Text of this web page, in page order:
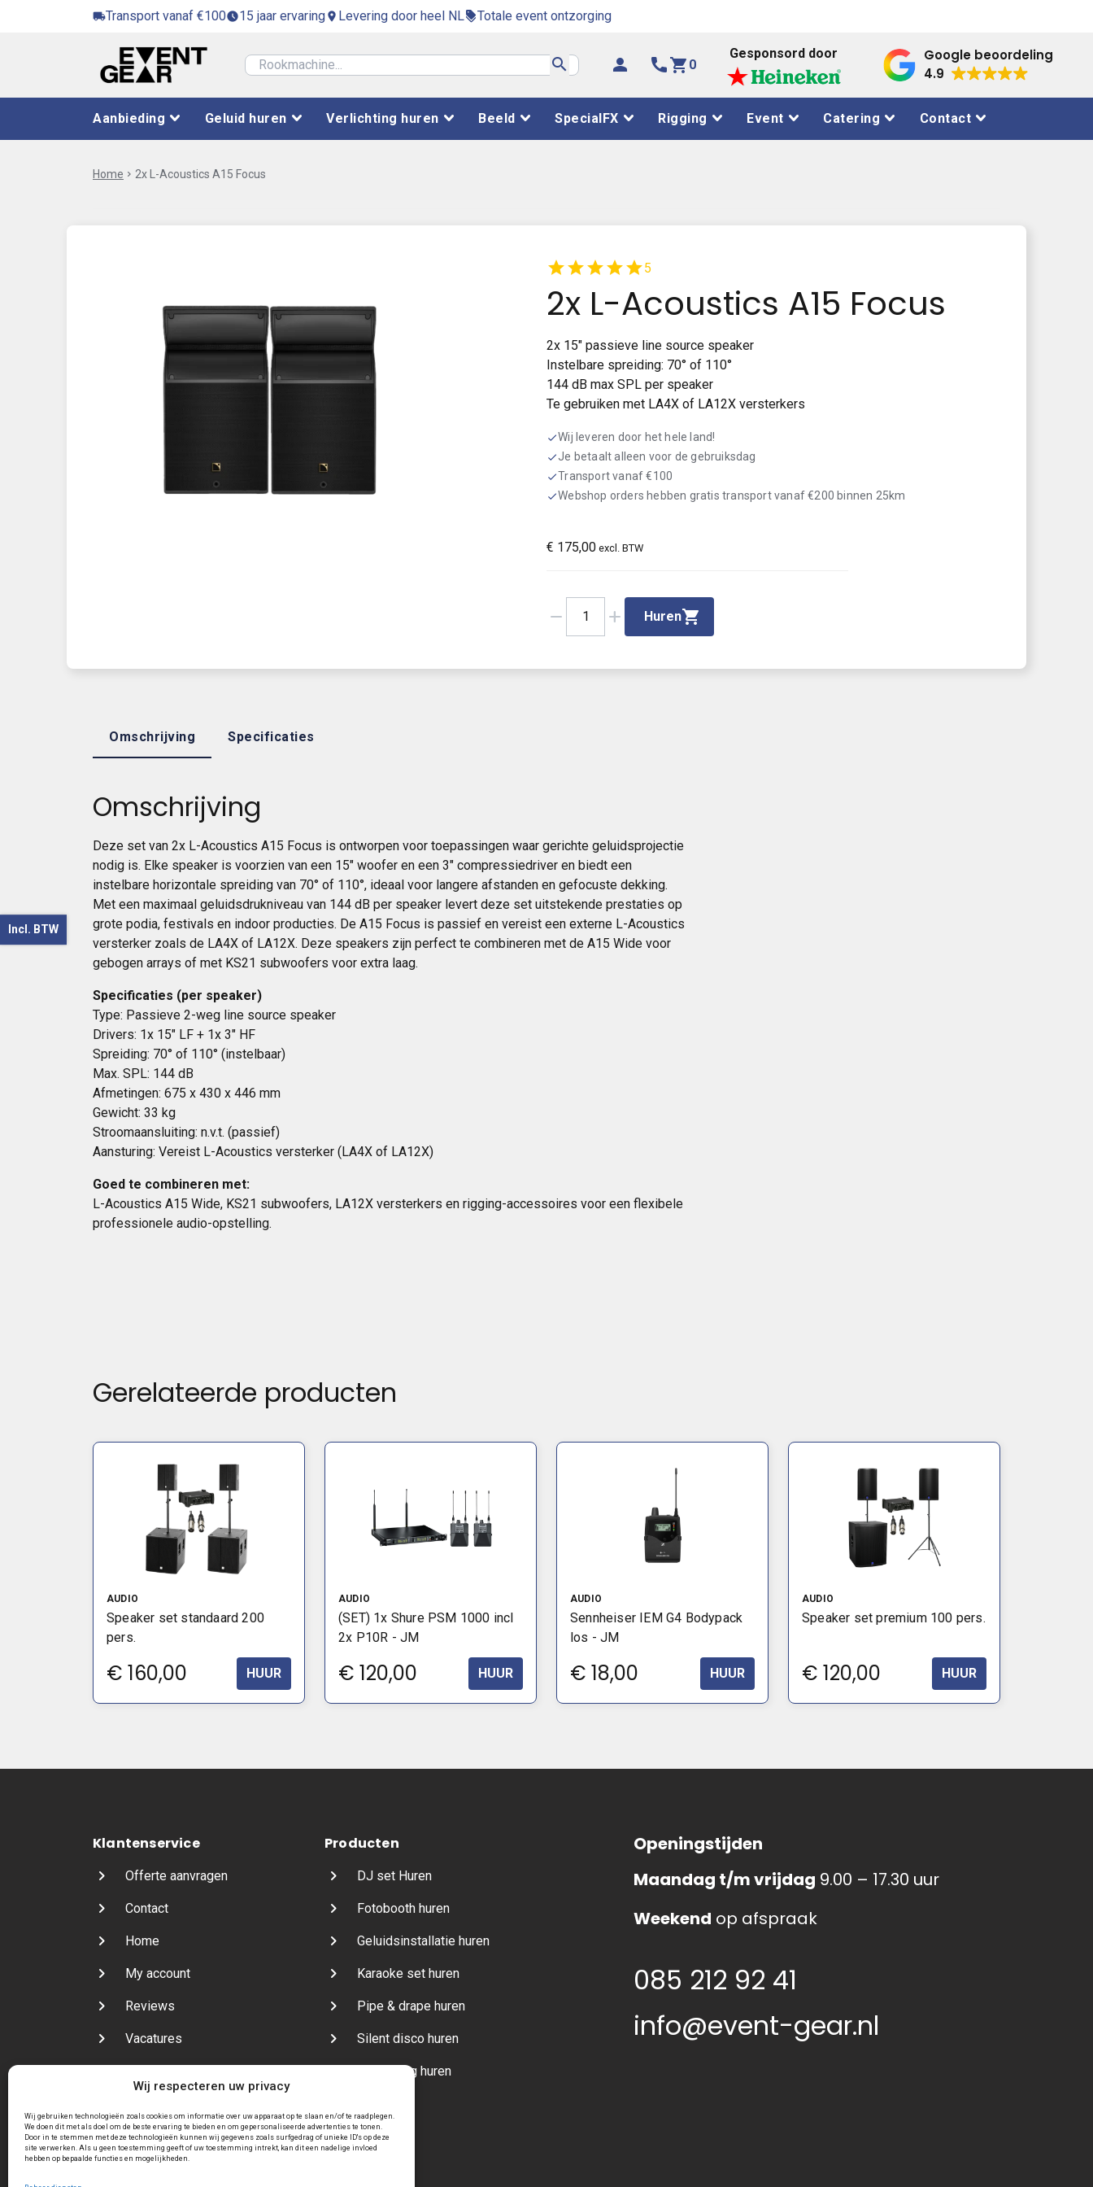
Wij respecteren uw privacy
Wij gebruiken technologieën zoals cookies om informatie over uw apparaat op te slaan en/of te raadplegen.
We doen dit met als doel om de beste ervaring te bieden en om gepersonaliseerde advertenties te tonen.
Door in te stemmen met deze technologieën kunnen wij gegevens zoals surfgedrag of unieke ID's op deze
site verwerken. Als u geen toestemming geeft of uw toestemming intrekt, kan dit een nadelige invloed
hebben op bepaalde functies en mogelijkheden.
local_shippingTransport vanaf €100access_time_filled15 jaar ervaringlocation_on Levering door heel NLdiscountTotale event ontzorging
search person phoneshopping_cart 0
Gesponsord door
Google beoordeling
4.9
Aanbieding Geluid huren Verlichting huren Beeld SpecialFX Rigging Event Catering Contact
Home chevron_right 2x L-Acoustics A15 Focus
starstarstarstarstar5
2x L-Acoustics A15 Focus
2x 15″ passieve line source speaker
Instelbare spreiding: 70° of 110°
144 dB max SPL per speaker
Te gebruiken met LA4X of LA12X versterkers
checkWij leveren door het hele land!
check Je betaalt alleen voor de gebruiksdag
checkTransport vanaf €100
checkWebshop orders hebben gratis transport vanaf €200 binnen 25km
€ 175,00 excl. BTW
remove 1 add Huren
Omschrijving Specificaties
Omschrijving
Deze set van 2x L-Acoustics A15 Focus is ontworpen voor toepassingen waar gerichte geluidsprojectie
nodig is. Elke speaker is voorzien van een 15″ woofer en een 3″ compressiedriver en biedt een
instelbare horizontale spreiding van 70° of 110°, ideaal voor langere afstanden en gefocuste dekking.
Met een maximaal geluidsdrukniveau van 144 dB per speaker levert deze set uitstekende prestaties op
grote podia, festivals en indoor producties. De A15 Focus is passief en vereist een externe L-Acoustics
versterker zoals de LA4X of LA12X. Deze speakers zijn perfect te combineren met de A15 Wide voor
gebogen arrays of met KS21 subwoofers voor extra laag.
Specificaties (per speaker)
Type: Passieve 2-weg line source speaker
Drivers: 1x 15″ LF + 1x 3″ HF
Spreiding: 70° of 110° (instelbaar)
Max. SPL: 144 dB
Afmetingen: 675 x 430 x 446 mm
Gewicht: 33 kg
Stroomaansluiting: n.v.t. (passief)
Aansturing: Vereist L-Acoustics versterker (LA4X of LA12X)
Goed te combineren met:
L-Acoustics A15 Wide, KS21 subwoofers, LA12X versterkers en rigging-accessoires voor een flexibele
professionele audio-opstelling.
Gerelateerde producten
AUDIO
Speaker set standaard 200
pers.
€ 160,00 HUUR
AUDIO
(SET) 1x Shure PSM 1000 incl
2x P10R - JM
€ 120,00 HUUR
AUDIO
Sennheiser IEM G4 Bodypack
los - JM
€ 18,00 HUUR
AUDIO
Speaker set premium 100 pers.
€ 120,00 HUUR
Incl. BTW
Klantenservice
Offerte aanvragen
Contact
Home
My account
Reviews
Vacatures
Producten
DJ set Huren
Fotobooth huren
Geluidsinstallatie huren
Karaoke set huren
Pipe & drape huren
Silent disco huren
Verlichting huren
Openingstijden
Maandag t/m vrijdag 9.00 – 17.30 uur
Weekend op afspraak
085 212 92 41
info@event-gear.nl